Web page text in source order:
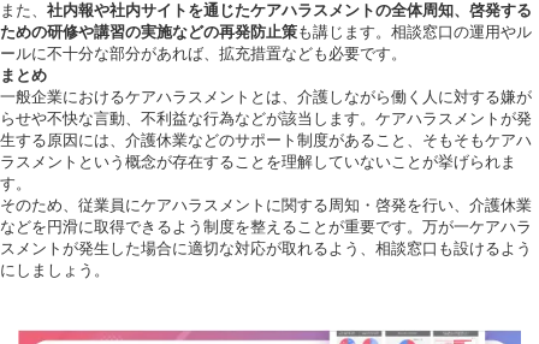
また、 社内報や社内サイトを通じたケアハラスメントの全体周知、啓発する
ための研修や講習の実施などの再発防止策も講じます。相談窓口の運用やル
ールに不十分な部分があれば、拡充措置なども必要です。
まとめ
一般企業におけるケアハラスメントとは、介護しながら働く人に対する嫌が
らせや不快な言動、不利益な行為などが該当します。ケアハラスメントが発
生する原因には、介護休業などのサポート制度があること、そもそもケアハ
ラスメントという概念が存在することを理解していないことが挙げられま
す。
そのため、従業員にケアハラスメントに関する周知・啓発を行い、介護休業
などを円滑に取得できるよう制度を整えることが重要です。万が一ケアハラ
スメントが発生した場合に適切な対応が取れるよう、相談窓口も設けるよう
にしましょう。